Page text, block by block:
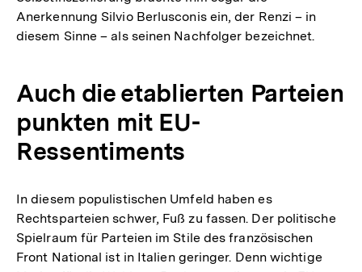
Anerkennung Silvio Berlusconis ein, der Renzi – in
diesem Sinne – als seinen Nachfolger bezeichnet.
Auch die etablierten Parteien
punkten mit EU-
Ressentiments
In diesem populistischen Umfeld haben es
Rechtsparteien schwer, Fuß zu fassen. Der politische
Spielraum für Parteien im Stile des französischen
Front National ist in Italien geringer. Denn wichtige